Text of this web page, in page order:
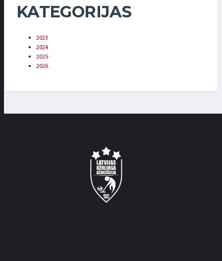
KATEGORIJAS
2023
2024
2025
2026